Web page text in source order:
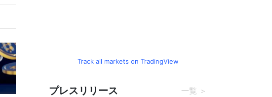
Track all markets on TradingView
プレスリリース 一覧